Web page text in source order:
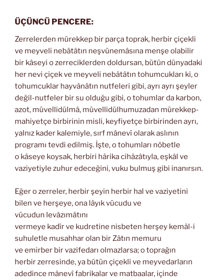
ÜÇÜNCÜ PENCERE:
Zerrelerden mürekkep bir parça toprak, herbir çiçekli
ve meyveli nebâtâtın neşvünemâsına menşe olabilir
bir kâseyi o zerreciklerden doldursan, bütün dünyadaki
her nevi çiçek ve meyveli nebâtâtın tohumcukları ki, o
tohumcuklar hayvânâtın nutfeleri gibi, ayrı ayrı şeyler
değil-nutfeler bir su olduğu gibi, o tohumlar da karbon,
azot, müvellidülmâ, müvellidülhumuzadan mürekkep-
mahiyetçe birbirinin misli, keyfiyetçe birbirinden ayrı,
yalnız kader kalemiyle, sırf mânevî olarak aslının
programı tevdi edilmiş. İşte, o tohumları nöbetle
o kâseye koysak, herbiri hârika cihâzâtıyla, eşkâl ve
vaziyetiyle zuhur edeceğini, vuku bulmuş gibi inanırsın.
Eğer o zerreler, herbir şeyin herbir hal ve vaziyetini
bilen ve herşeye, ona lâyık vücudu ve
vücudun levâzımâtını
vermeye kadîr ve kudretine nisbeten herşey kemâl-i
suhuletle musahhar olan bir Zâtın memuru
ve emirber bir vazifedarı olmazlarsa; o toprağın
herbir zerresinde, ya bütün çiçekli ve meyvedarların
adedince mânevî fabrikalar ve matbaalar, içinde